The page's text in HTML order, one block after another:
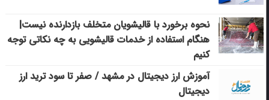
نحوه برخورد با قالیشویان متخلف بازدارنده نیست|
هنگام استفاده از خدمات قالیشویی به چه نکاتی توجه
کنیم
آموزش ارز دیجیتال در مشهد / صفر تا سود ترید ارز
دیجیتال